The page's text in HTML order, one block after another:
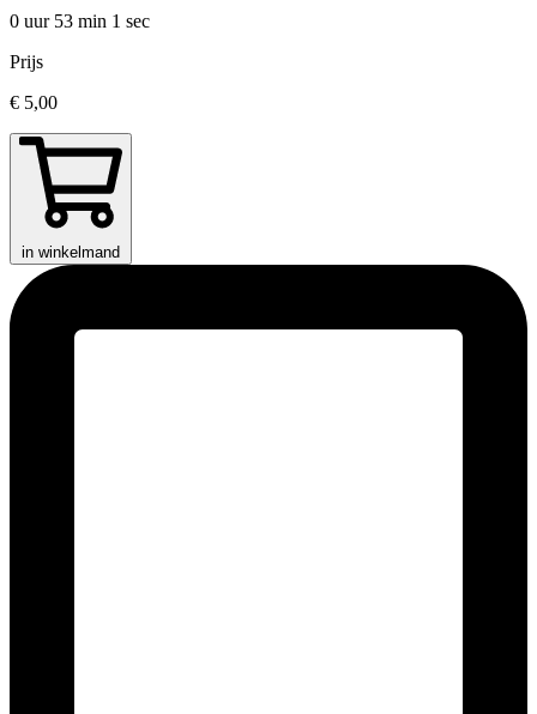
0 uur 53 min 1 sec
Prijs
€ 5,00
in winkelmand